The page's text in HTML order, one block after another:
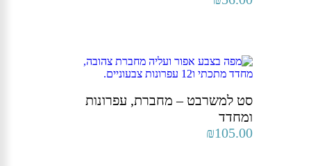
סט למשרבט – מחברת, עפרונות
ומחדד
₪105.00